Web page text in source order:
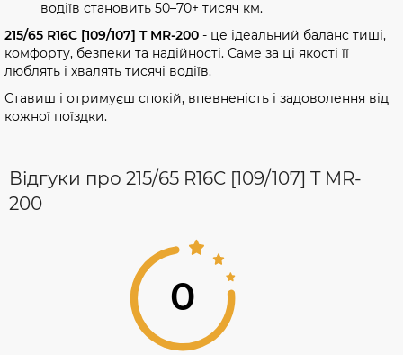
водіїв становить 50–70+ тисяч км.
215/65 R16C [109/107] T MR-200 - це ідеальний баланс тиші,
комфорту, безпеки та надійності. Саме за ці якості її
люблять і хвалять тисячі водіїв.
Ставиш і отримуєш спокій, впевненість і задоволення від
кожної поїздки.
Відгуки про 215/65 R16C [109/107] T MR-
200
0